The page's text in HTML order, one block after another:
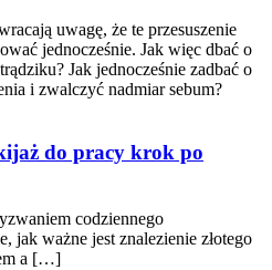
uwagę, że te przesuszenie
jednocześnie. Jak więc dbać o
Jak jednocześnie zadbać o
i zwalczyć nadmiar sebum?
do pracy krok po
codziennego
jak ważne jest znalezienie złotego
a […]